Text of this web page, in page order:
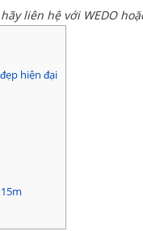
liên hệ với WEDO
hiện đại